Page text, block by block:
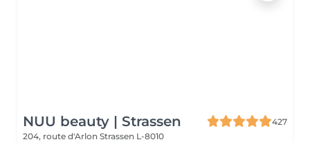
NUU beauty | Strassen
427
204, route d'Arlon Strassen L-8010